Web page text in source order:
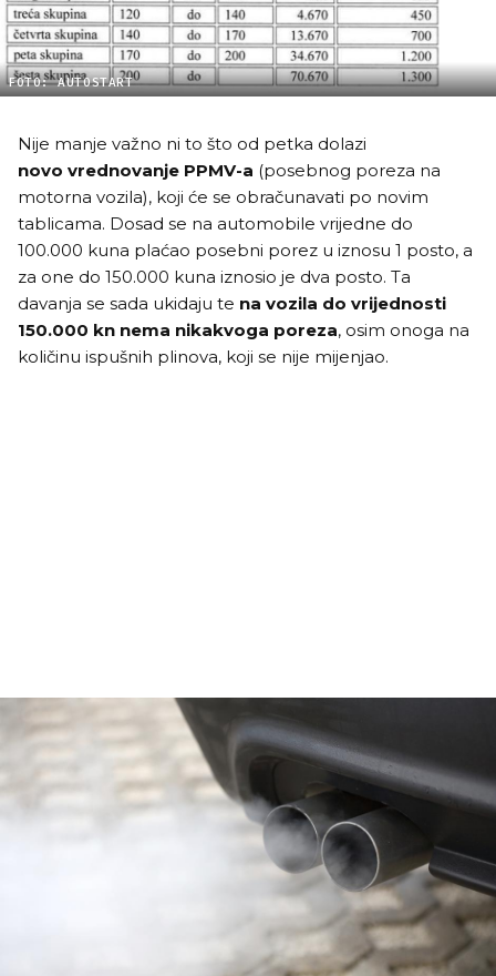
FOTO: AUTOSTART
Nije manje važno ni to što od petka dolazi
novo vrednovanje PPMV-a (posebnog poreza na
motorna vozila), koji će se obračunavati po novim
tablicama. Dosad se na automobile vrijedne do
100.000 kuna plaćao posebni porez u iznosu 1 posto, a
za one do 150.000 kuna iznosio je dva posto. Ta
davanja se sada ukidaju te na vozila do vrijednosti
150.000 kn nema nikakvoga poreza, osim onoga na
količinu ispušnih plinova, koji se nije mijenjao.